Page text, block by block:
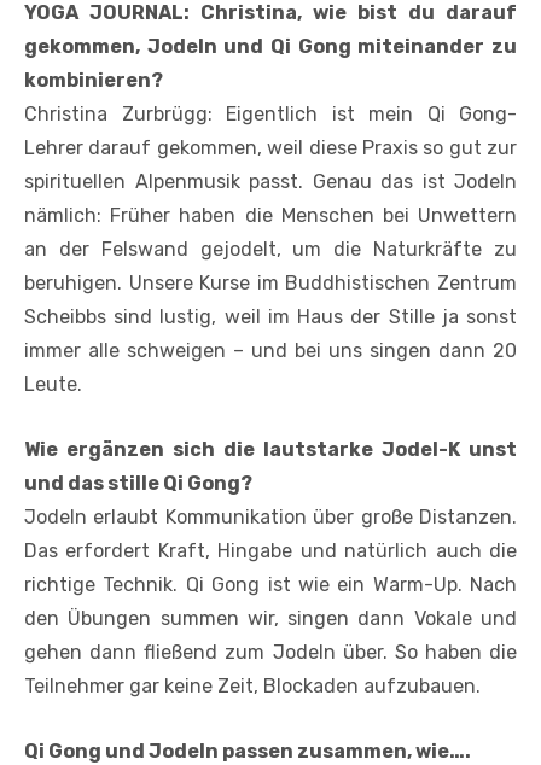
YOGA JOURNAL: Christina, wie bist du darauf
gekommen, Jodeln und Qi Gong miteinander zu
kombinieren?
Christina Zurbrügg: Eigentlich ist mein Qi Gong-
Lehrer darauf gekommen, weil diese Praxis so gut zur
spirituellen Alpenmusik passt. Genau das ist Jodeln
nämlich: Früher haben die Menschen bei Unwettern
an der Felswand gejodelt, um die Naturkräfte zu
beruhigen. Unsere Kurse im Buddhistischen Zentrum
Scheibbs sind lustig, weil im Haus der Stille ja sonst
immer alle schweigen – und bei uns singen dann 20
Leute.
Wie ergänzen sich die lautstarke Jodel-K unst
und das stille Qi Gong?
Jodeln erlaubt Kommunikation über große Distanzen.
Das erfordert Kraft, Hingabe und natürlich auch die
richtige Technik. Qi Gong ist wie ein Warm-Up. Nach
den Übungen summen wir, singen dann Vokale und
gehen dann fließend zum Jodeln über. So haben die
Teilnehmer gar keine Zeit, Blockaden aufzubauen.
Qi Gong und Jodeln passen zusammen, wie….